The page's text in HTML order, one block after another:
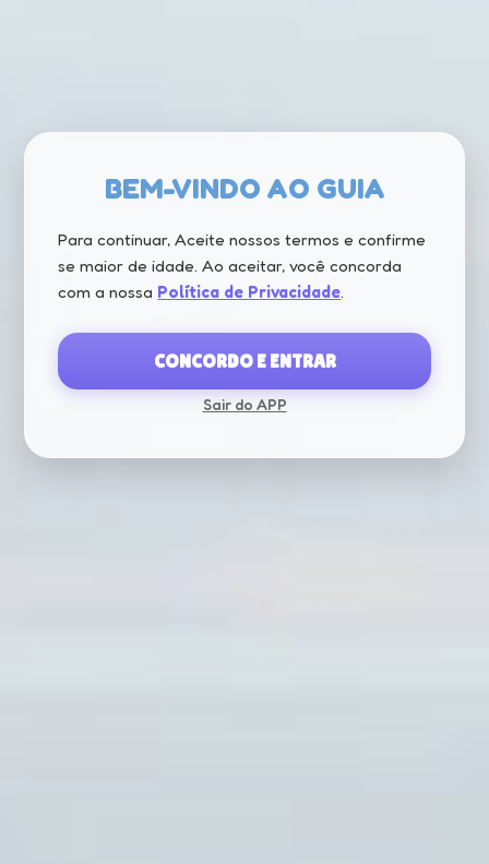
CARREGANDO...
BEM-VINDO AO GUIA
Para continuar, Aceite nossos termos e confirme
se maior de idade. Ao aceitar, você concorda
com a nossa Política de Privacidade.
CONCORDO E ENTRAR
Sair do APP